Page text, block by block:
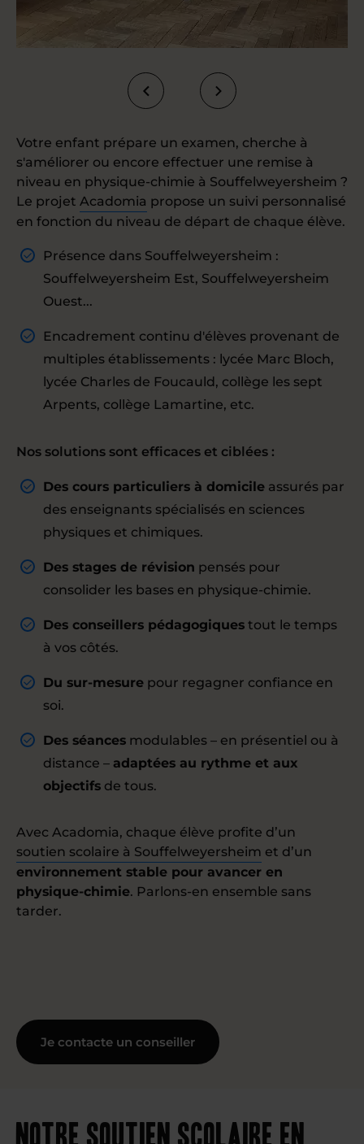
Votre enfant prépare un examen, cherche à
s'améliorer ou encore effectuer une remise à
niveau en physique-chimie à Souffelweyersheim ?
Le projet Acadomia propose un suivi personnalisé
en fonction du niveau de départ de chaque élève.
Présence dans Souffelweyersheim :
Souffelweyersheim Est, Souffelweyersheim
Ouest...
Encadrement continu d'élèves provenant de
multiples établissements : lycée Marc Bloch,
lycée Charles de Foucauld, collège les sept
Arpents, collège Lamartine, etc.
Nos solutions sont efficaces et ciblées :
Des cours particuliers à domicile assurés par
des enseignants spécialisés en sciences
physiques et chimiques.
Des stages de révision pensés pour
consolider les bases en physique-chimie.
Des conseillers pédagogiques tout le temps
à vos côtés.
Du sur-mesure pour regagner confiance en
soi.
Des séances modulables – en présentiel ou à
distance – adaptées au rythme et aux
objectifs de tous.
Avec Acadomia, chaque élève profite d’un
soutien scolaire à Souffelweyersheim et d’un
environnement stable pour avancer en
physique-chimie. Parlons-en ensemble sans
tarder.
Je contacte un conseiller
Notre soutien scolaire en